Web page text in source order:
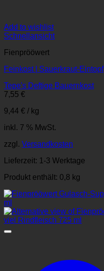
Add to wishlist
Schnellansicht
Fienprööwert
Feinkost | Sauerkraut-Eintopf
Tepe's Deftige Bauernkost
7,55 €
9,44 € / kg
inkl. 7 % MwSt.
zzgl. Versandkosten
Lieferzeit: 1-3 Werktage
Produkt enthält: 0,8 kg